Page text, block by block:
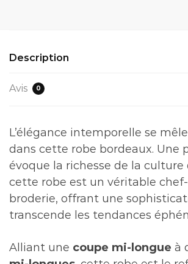
Description
Avis 0
L’élégance intemporelle se
dans cette robe bordeaux. Une
évoque la richesse de la culture
cette robe est un véritable
broderie, offrant une
transcende les tendances
Alliant une coupe mi-longue à